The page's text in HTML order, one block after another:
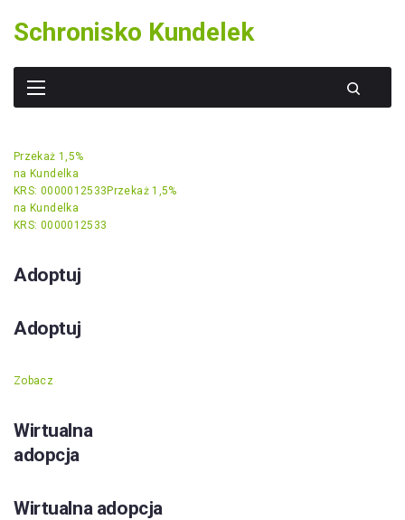
content
Schronisko Kundelek
Przekaż 1,5%
na Kundelka
KRS: 0000012533 Przekaż 1,5%
na Kundelka
KRS: 0000012533
Adoptuj
Adoptuj
Zobacz
Wirtualna
adopcja
Wirtualna adopcja